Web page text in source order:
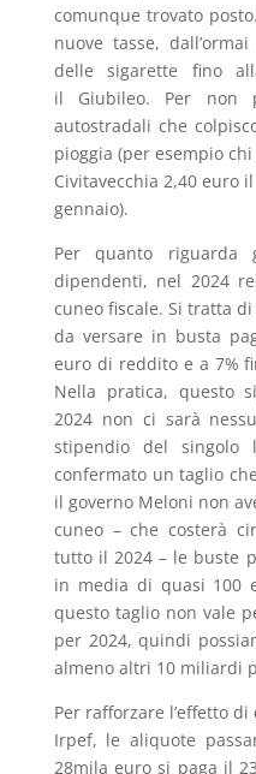
comunque trovato
nuove tasse, dall’ormai
delle sigarette
fino
il
Giubileo. Per non
autostradali che
pioggia (per esempio
Civitavecchia 2,40 euro
gennaio).
Per quanto riguarda
dipendenti, nel 2024
cuneo fiscale. Si tratta
da versare in busta
euro di reddito e a 7%
Nella pratica, questo
2024 non ci sarà
stipendio del singolo
confermato un taglio
il governo Meloni non
cuneo – che costerà
tutto il 2024 – le buste
in media di quasi 100
questo taglio non vale
per 2024, quindi
almeno altri 10 miliardi
Per rafforzare l’effetto
Irpef, le aliquote
28mila euro si paga il